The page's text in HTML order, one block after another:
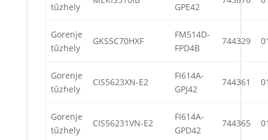
tűzhely
GPE42
Gorenje
tűzhely
GKS5C70HXF
FM514D-
FPD4B
744329
Gorenje
tűzhely
CIS5623XN-E2
FI614A-
GPJ42
744361
Gorenje
tűzhely
CIS56231VN-E2
FI614A-
GPD42
744365